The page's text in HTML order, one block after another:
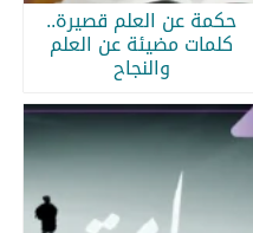
حكمة عن العلم قصيرة..
كلمات مضيئة عن العلم
والنجاح